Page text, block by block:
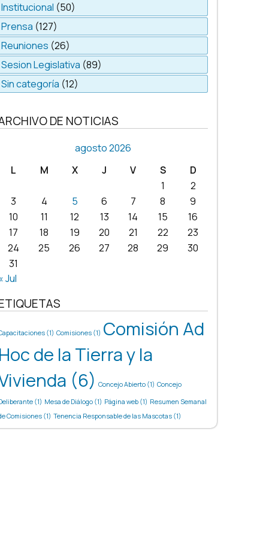
Institucional (50)
Prensa (127)
Reuniones (26)
Sesion Legislativa (89)
Sin categoría (12)
DE NOTICIAS
agosto 2026
L
M X J V S
D
1
2
3
4 5 6 7 8
9
10
11 12 13 14 15
16
17
18 19 20 21 22
23
24
25 26 27 28 29
30
31
Jul
(1) Comisiones (1) Comisión Ad
Hoc de la Tierra y la
(6) Concejo Abierto (1) Concejo
(1) Mesa de Diálogo (1) Página web (1) Resumen Semanal
Comisiones (1) Tenencia Responsable de las Mascotas (1)